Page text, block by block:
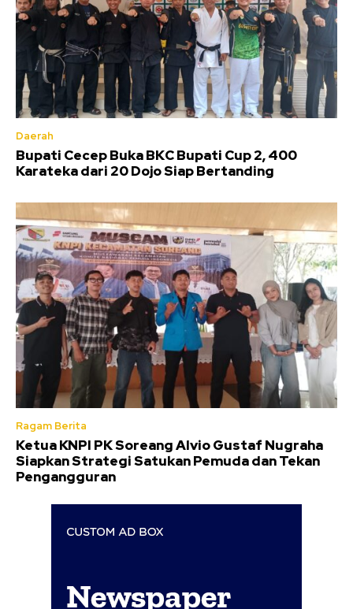
Daerah
Bupati Cecep Buka BKC Bupati Cup 2, 400
Karateka dari 20 Dojo Siap Bertanding
Ragam Berita
Ketua KNPI PK Soreang Alvio Gustaf Nugraha
Siapkan Strategi Satukan Pemuda dan Tekan
Pengangguran